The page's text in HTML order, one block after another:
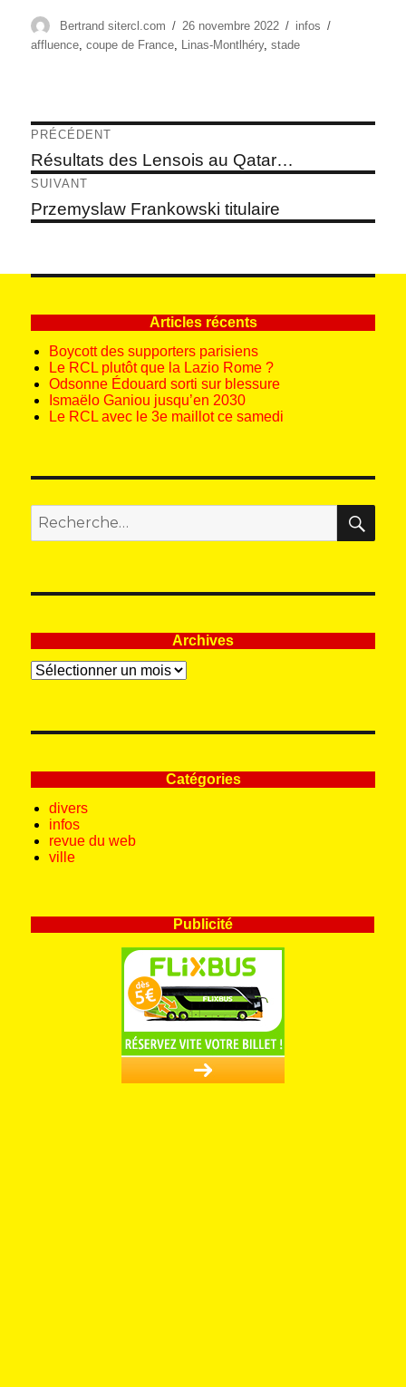
Auteur
Bertrand sitercl.com
Publié
le
26 novembre 2022 Catégories
infos
affluence,coupe de France, Linas-Montlhéry,stade
Navigation
de
l’article
PRÉCÉDENT
Article
précédent :
Résultats des Lensois au Qatar…
SUIVANT
Article
suivant :
Przemyslaw Frankowski titulaire
Articles récents
Boycott des supporters parisiens
Le RCL plutôt que la Lazio Rome ?
Odsonne Édouard sorti sur blessure
Ismaëlo Ganiou jusqu’en 2030
Le RCL avec le 3e maillot ce samedi
pour
:
Archives
Archives
Catégories
divers
infos
revue du web
ville